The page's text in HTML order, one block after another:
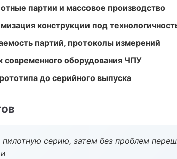
партии и массовое производство
конструкции под
партий, протоколы измерений
современного оборудования ЧПУ
до серийного выпуска
серию, затем без проблем